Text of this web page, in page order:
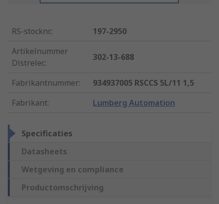
RS-stocknr.:
197-2950
Artikelnummer
Distrelec:
302-13-688
Fabrikantnummer:
934937005 RSCCS 5L/11 1,5
Fabrikant: Lumberg Automation
Specificaties
Datasheets
Wetgeving en compliance
Productomschrijving